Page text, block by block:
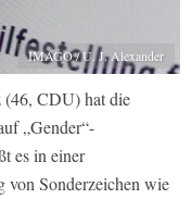
IMAGO / U. J. Alexander
(46, CDU) hat die
„Gender“-
es in einer
von Sonderzeichen wie